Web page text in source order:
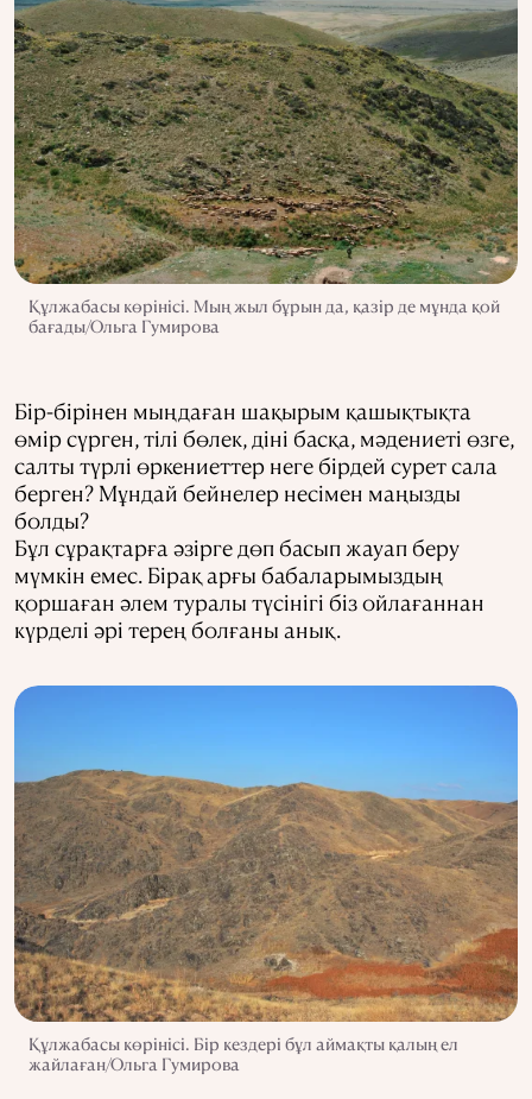
Құлжабасы көрінісі. Мың жыл бұрын да, қазір де мұнда қой
бағады/Ольга Гумирова
Бір-бірінен мыңдаған шақырым қашықтықта
өмір сүрген, тілі бөлек, діні басқа, мәдениеті өзге,
салты түрлі өркениеттер неге бірдей сурет сала
берген? Мұндай бейнелер несімен маңызды
болды?
Бұл сұрақтарға әзірге дөп басып жауап беру
мүмкін емес. Бірақ арғы бабаларымыздың
қоршаған әлем туралы түсінігі біз ойлағаннан
күрделі әрі терең болғаны анық.
Құлжабасы көрінісі. Бір кездері бұл аймақты қалың ел
жайлаған/Ольга Гумирова